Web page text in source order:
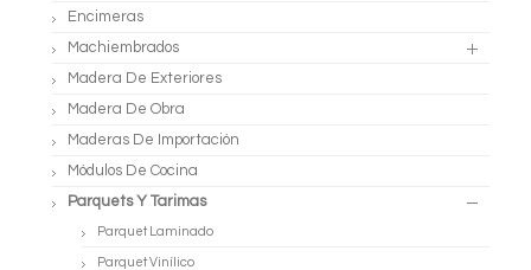
Encimeras
Machiembrados
Madera De Exteriores
Madera De Obra
Maderas De Importación
Módulos De Cocina
Parquets Y Tarimas
Parquet Laminado
Parquet Vinílico